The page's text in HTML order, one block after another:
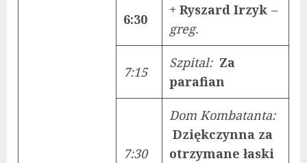
6:30
+ Ryszard Irzyk –
greg.
7:15
Szpital: Za
parafian
7:30
Dom Kombatanta:
Dziękczynna za
otrzymane łaski